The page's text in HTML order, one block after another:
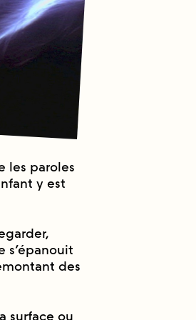
les paroles
y est
s’épanouit
des
surface ou